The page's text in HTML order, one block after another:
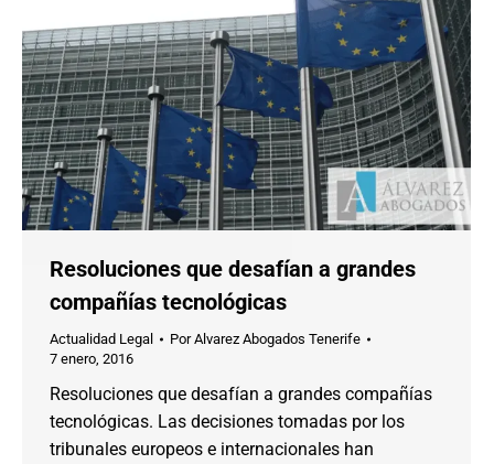
Resoluciones que desafían a grandes
compañías tecnológicas
Actualidad Legal PorAlvarez Abogados Tenerife
7 enero, 2016
Resoluciones que desafían a grandes compañías
tecnológicas. Las decisiones tomadas por los
tribunales europeos e internacionales han